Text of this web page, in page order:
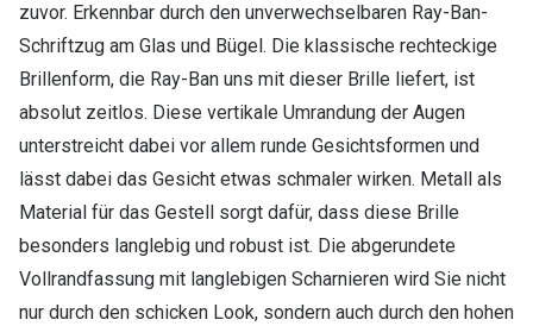
zuvor. Erkennbar durch den unverwechselbaren Ray-Ban-
Schriftzug am Glas und Bügel. Die klassische rechteckige
Brillenform, die Ray-Ban uns mit dieser Brille liefert, ist
absolut zeitlos. Diese vertikale Umrandung der Augen
unterstreicht dabei vor allem runde Gesichtsformen und
lässt dabei das Gesicht etwas schmaler wirken. Metall als
Material für das Gestell sorgt dafür, dass diese Brille
besonders langlebig und robust ist. Die abgerundete
Vollrandfassung mit langlebigen Scharnieren wird Sie nicht
nur durch den schicken Look, sondern auch durch den hohen